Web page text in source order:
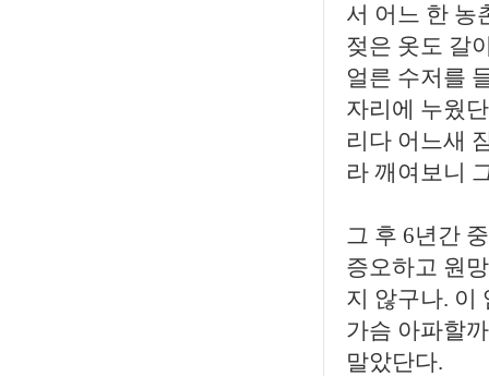
서 어느 한 농
젖은 옷도 갈
얼른 수저를
자리에 누웠
리다 어느새
라 깨여보니
그 후 6년간
증오하고 원
지 않구나. 이
가슴 아파할
말았단다.